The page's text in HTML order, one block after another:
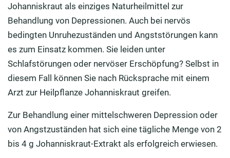
Johanniskraut als einziges Naturheilmittel zur
Behandlung von Depressionen. Auch bei nervös
bedingten Unruhezuständen und Angststörungen kann
es zum Einsatz kommen. Sie leiden unter
Schlafstörungen oder nervöser Erschöpfung? Selbst in
diesem Fall können Sie nach Rücksprache mit einem
Arzt zur Heilpflanze Johanniskraut greifen.
Zur Behandlung einer mittelschweren Depression oder
von Angstzuständen hat sich eine tägliche Menge von 2
bis 4 g Johanniskraut-Extrakt als erfolgreich erwiesen.